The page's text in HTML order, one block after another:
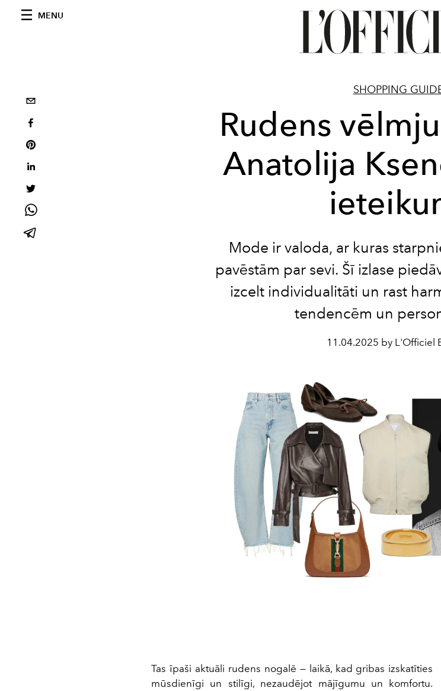
MENU
SHOPPING
Rudens
Anatolija
Mode ir valoda, ar kuras
pavēstām par sevi. Šī izlase
izcelt individualitāti un rast
tendencēm un
11.04.2025 by L'Officiel
Tas īpaši aktuāli rudens nogalē — laikā, kad gribas izskatīties
mūsdienīgi un stilīgi, nezaudējot mājīgumu un komfortu.